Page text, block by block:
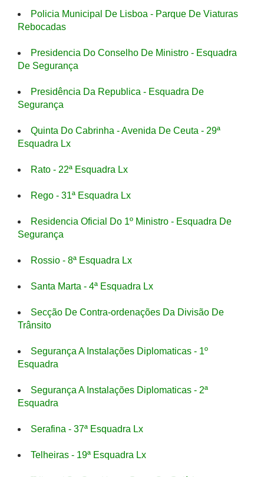
Policia Municipal De Lisboa - Parque De Viaturas
Rebocadas
Presidencia Do Conselho De Ministro - Esquadra
De Segurança
Presidência Da Republica - Esquadra De
Segurança
Quinta Do Cabrinha - Avenida De Ceuta - 29ª
Esquadra Lx
Rato - 22ª Esquadra Lx
Rego - 31ª Esquadra Lx
Residencia Oficial Do 1º Ministro - Esquadra De
Segurança
Rossio - 8ª Esquadra Lx
Santa Marta - 4ª Esquadra Lx
Secção De Contra-ordenações Da Divisão De
Trânsito
Segurança A Instalações Diplomaticas - 1º
Esquadra
Segurança A Instalações Diplomaticas - 2ª
Esquadra
Serafina - 37ª Esquadra Lx
Telheiras - 19ª Esquadra Lx